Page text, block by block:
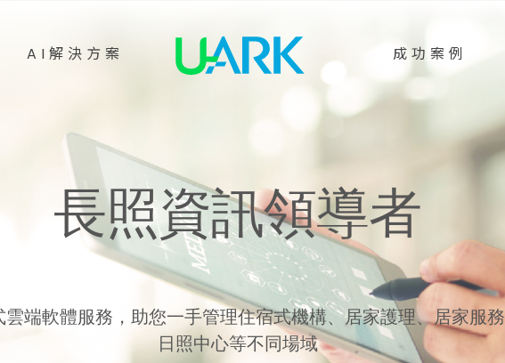
AI解決方案 成功案例
長照資訊領導者
雲端軟體服務，助您一手管理住宿式機構、居家護理、居家服務
日照中心等不同場域